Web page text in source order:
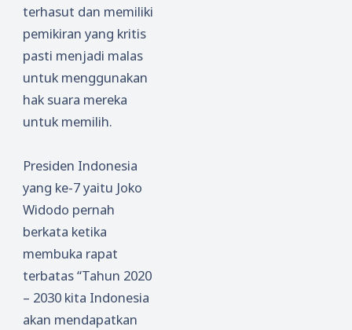
terhasut dan memiliki
pemikiran yang kritis
pasti menjadi malas
untuk menggunakan
hak suara mereka
untuk memilih.
Presiden Indonesia
yang ke-7 yaitu Joko
Widodo pernah
berkata ketika
membuka rapat
terbatas “Tahun 2020
– 2030 kita Indonesia
akan mendapatkan